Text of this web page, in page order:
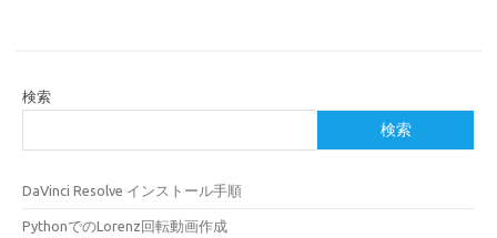
検索
検索
DaVinci Resolve インストール手順
PythonでのLorenz回転動画作成